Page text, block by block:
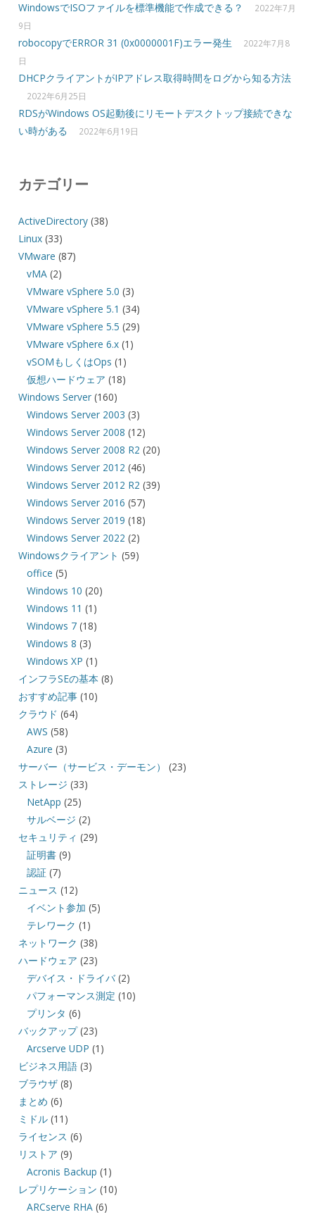
WindowsでISOファイルを標準機能で作成できる？
2022年7月
9日
robocopyでERROR 31 (0x0000001F)エラー発生
2022年7月8
日
DHCPクライアントがIPアドレス取得時間をログから知る方法
2022年6月25日
RDSがWindows OS起動後にリモートデスクトップ接続できな
い時がある
2022年6月19日
カテゴリー
ActiveDirectory(38)
Linux(33)
VMware (87)
vMA (2)
VMware vSphere 5.0 (3)
VMware vSphere 5.1 (34)
VMware vSphere 5.5 (29)
VMware vSphere 6.x (1)
vSOMもしくはOps (1)
仮想ハードウェア (18)
Windows Server(160)
Windows Server 2003 (3)
Windows Server 2008 (12)
Windows Server 2008 R2 (20)
Windows Server 2012 (46)
Windows Server 2012 R2 (39)
Windows Server 2016 (57)
Windows Server 2019 (18)
Windows Server 2022 (2)
Windowsクライアント (59)
office (5)
Windows 10 (20)
Windows 11 (1)
Windows 7 (18)
Windows 8 (3)
Windows XP (1)
インフラSEの基本 (8)
おすすめ記事(10)
クラウド (64)
AWS (58)
Azure (3)
サーバー（サービス・デーモン）
(23)
ストレージ (33)
NetApp (25)
サルベージ (2)
セキュリティ (29)
証明書 (9)
認証 (7)
ニュース (12)
イベント参加 (5)
テレワーク (1)
ネットワーク (38)
ハードウェア (23)
デバイス・ドライバ(2)
パフォーマンス測定 (10)
プリンタ (6)
バックアップ(23)
Arcserve UDP (1)
ビジネス用語(3)
ブラウザ(8)
まとめ (6)
ミドル(11)
ライセンス (6)
リストア (9)
Acronis Backup (1)
レプリケーション (10)
ARCserve RHA (6)